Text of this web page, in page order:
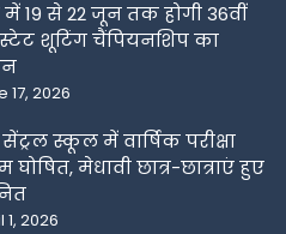
में 19 से 22 जून तक होगी 36वीं
स्टेट शूटिंग चैंपियनशिप का
17, 2026
सेंट्रल स्कूल में वार्षिक परीक्षा
घोषित, मेधावी छात्र-छात्राएं हुए
1, 2026